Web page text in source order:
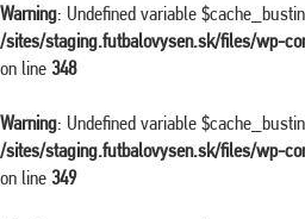
Warning: Undefined variable
/sites/staging.futbalovysen.sk/files/wp-
on line 348
Warning: Undefined variable
/sites/staging.futbalovysen.sk/files/wp-
on line 349